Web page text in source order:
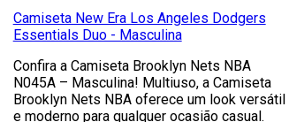
Camiseta New Era Los Angeles Dodgers
Essentials Duo - Masculina
Confira a Camiseta Brooklyn Nets NBA
N045A – Masculina! Multiuso, a Camiseta
Brooklyn Nets NBA oferece um look versátil
e moderno para qualquer ocasião casual.